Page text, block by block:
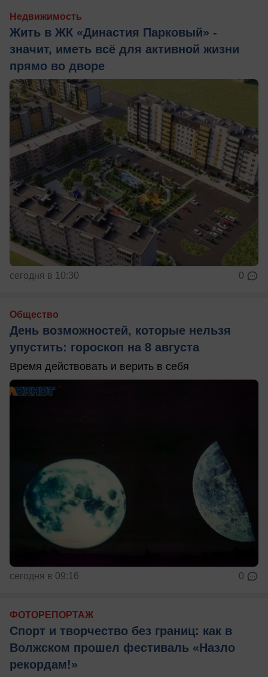
Недвижимость
Жить в ЖК «Династия Парковый» -
значит, иметь всё для активной жизни
прямо во дворе
сегодня в 10:30 0
Общество
День возможностей, которые нельзя
упустить: гороскоп на 8 августа
Время действовать и верить в себя
сегодня в 09:16 0
ФОТОРЕПОРТАЖ
Спорт и творчество без границ: как в
Волжском прошел фестиваль «Назло
рекордам!»